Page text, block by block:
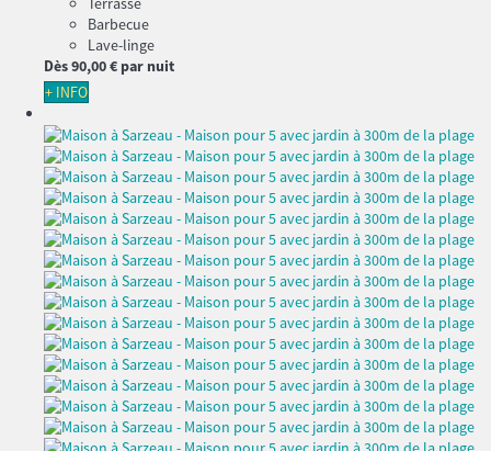
Barbecue
Lave-linge
Dès90,00 € par nuit
+ INFO